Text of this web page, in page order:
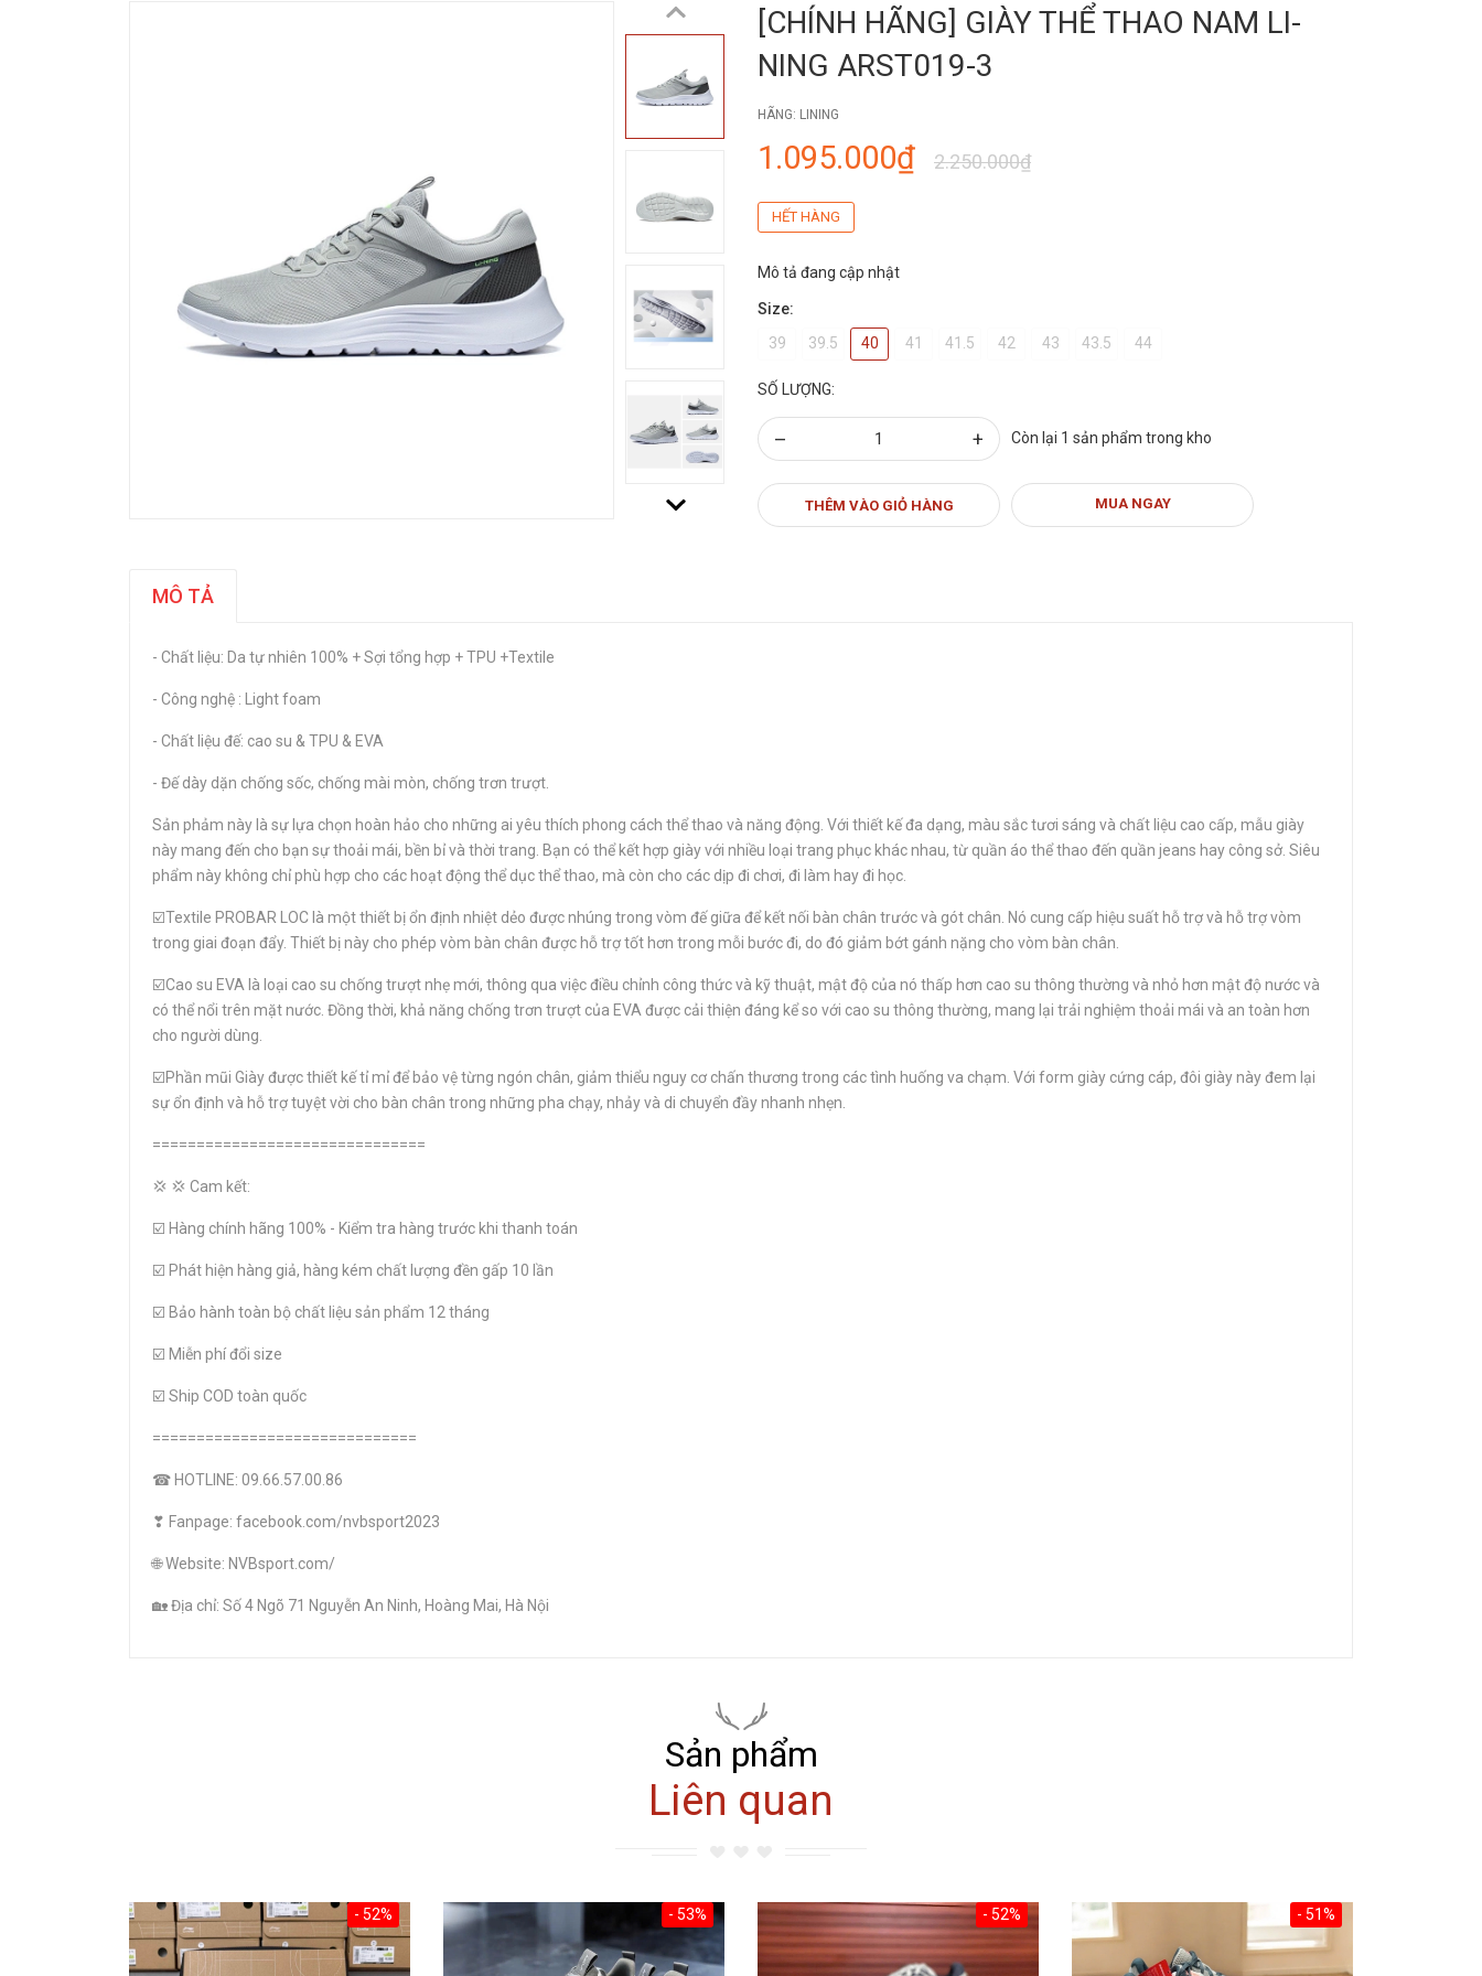
[CHÍNH HÃNG] GIÀY THỂ THAO NAM LI-
NING ARST019-3
HÃNG: LINING
1.095.000₫ 2.250.000₫
HẾT HÀNG
Mô tả đang cập nhật
Size:
39
39.5 40 41 41.5 42 43 43.5 44
SỐ LƯỢNG:
– + Còn lại 1 sản phẩm trong kho
THÊM VÀO GIỎ HÀNG MUA NGAY
MÔ TẢ
- Chất liệu: Da tự nhiên 100% + Sợi tổng hợp + TPU +Textile
- Công nghệ : Light foam
- Chất liệu đế: cao su & TPU & EVA
- Đế dày dặn chống sốc, chống mài mòn, chống trơn trượt.
Sản phảm này là sự lựa chọn hoàn hảo cho những ai yêu thích phong cách thể thao và năng động. Với thiết kế đa dạng, màu sắc tươi sáng và chất liệu cao cấp, mẫu giày
này mang đến cho bạn sự thoải mái, bền bỉ và thời trang. Bạn có thể kết hợp giày với nhiều loại trang phục khác nhau, từ quần áo thể thao đến quần jeans hay công sở. Siêu
phẩm này không chỉ phù hợp cho các hoạt động thể dục thể thao, mà còn cho các dịp đi chơi, đi làm hay đi học.
☑️Textile PROBAR LOC là một thiết bị ổn định nhiệt dẻo được nhúng trong vòm đế giữa để kết nối bàn chân trước và gót chân. Nó cung cấp hiệu suất hỗ trợ và hỗ trợ vòm
trong giai đoạn đẩy. Thiết bị này cho phép vòm bàn chân được hỗ trợ tốt hơn trong mỗi bước đi, do đó giảm bớt gánh nặng cho vòm bàn chân.
☑️Cao su EVA là loại cao su chống trượt nhẹ mới, thông qua việc điều chỉnh công thức và kỹ thuật, mật độ của nó thấp hơn cao su thông thường và nhỏ hơn mật độ nước và
có thể nổi trên mặt nước. Đồng thời, khả năng chống trơn trượt của EVA được cải thiện đáng kể so với cao su thông thường, mang lại trải nghiệm thoải mái và an toàn hơn
cho người dùng.
☑️Phần mũi Giày được thiết kế tỉ mỉ để bảo vệ từng ngón chân, giảm thiểu nguy cơ chấn thương trong các tình huống va chạm. Với form giày cứng cáp, đôi giày này đem lại
sự ổn định và hỗ trợ tuyệt vời cho bàn chân trong những pha chạy, nhảy và di chuyển đầy nhanh nhẹn.
===============================
💢 💢 Cam kết:
☑️ Hàng chính hãng 100% - Kiểm tra hàng trước khi thanh toán
☑️ Phát hiện hàng giả, hàng kém chất lượng đền gấp 10 lần
☑️ Bảo hành toàn bộ chất liệu sản phẩm 12 tháng
☑️ Miễn phí đổi size
☑️ Ship COD toàn quốc
==============================
☎ HOTLINE: 09.66.57.00.86
❣ Fanpage: facebook.com/nvbsport2023
🌐 Website: NVBsport.com/
🏡 Địa chỉ: Số 4 Ngõ 71 Nguyễn An Ninh, Hoàng Mai, Hà Nội
Sản phẩm
Liên quan
- 52% - 53% - 52% - 51%